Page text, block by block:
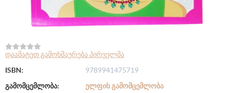
დაამატეთ გამოხმაურება პირველმა
ISBN:
9789941475719
გამომცემლობა:
ᲔᲚᲤᲘᲡ ᲒᲐᲛᲝᲛᲪᲔᲛᲚᲝᲑᲐ